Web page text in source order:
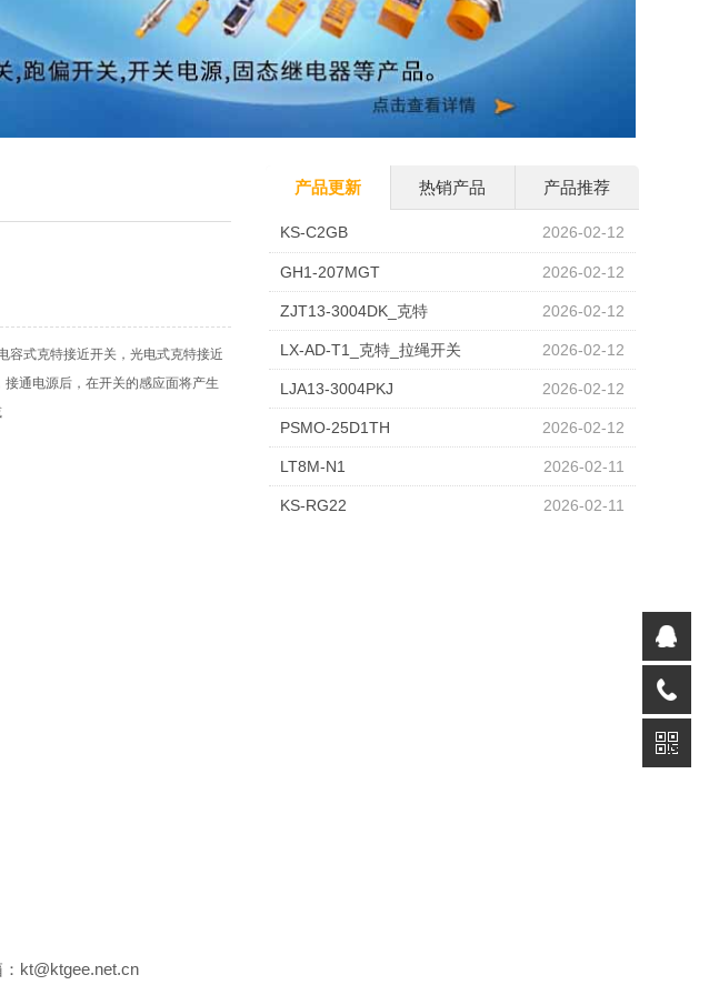
容式克特接近开关，光电式克特接近
通电源后，在开关的感应面将产生
kt@ktgee.net.cn
产品更新 热销产品 产品推荐
2026-02-12
KS-C2GB
2026-02-12
GH1-207MGT
2026-02-12
ZJT13-3004DK_克特
2026-02-12
LX-AD-T1_克特_拉绳开关
2026-02-12
LJA13-3004PKJ
2026-02-12
PSMO-25D1TH
2026-02-11
LT8M-N1
2026-02-11
KS-RG22